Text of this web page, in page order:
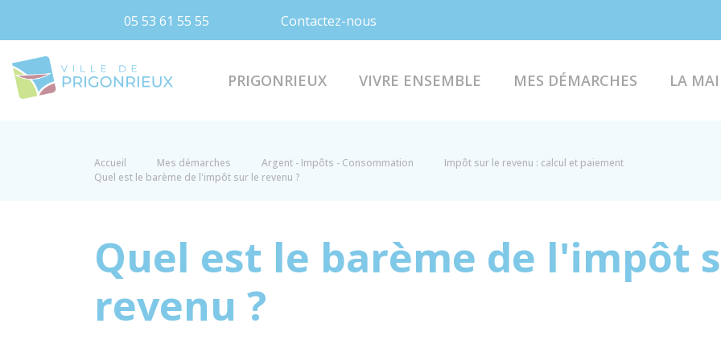
05 53 61 55 55 Contactez-nous
PRIGONRIEUX VIVRE ENSEMBLE MES DÉMARCHES LA
Accueil Mes démarches Argent - Impôts - Consommation
Impôt sur le revenu : calcul et paiement
Quel est le barème de l'impôt sur le revenu ?
Quel est le barème de l'impôt
revenu ?